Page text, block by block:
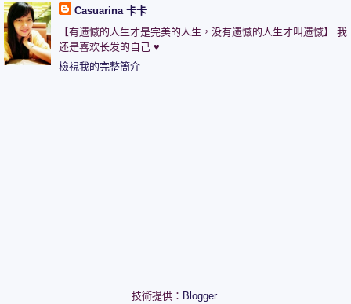
Casuarina 卡卡
【有遗憾的人生才是完美的人生，没有遗憾的人生才叫遗憾】 我
还是喜欢长发的自己 ♥
檢視我的完整簡介
技術提供： Blogger.